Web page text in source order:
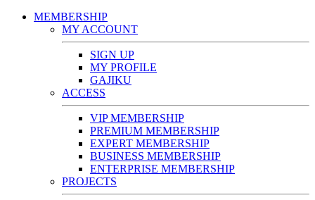
MEMBERSHIP
MY ACCOUNT
SIGN UP
MY PROFILE
GAJIKU
ACCESS
VIP MEMBERSHIP
PREMIUM MEMBERSHIP
EXPERT MEMBERSHIP
BUSINESS MEMBERSHIP
ENTERPRISE MEMBERSHIP
PROJECTS